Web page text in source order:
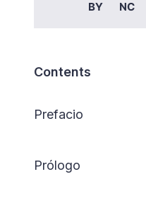
Contents
Prefacio
Prólogo